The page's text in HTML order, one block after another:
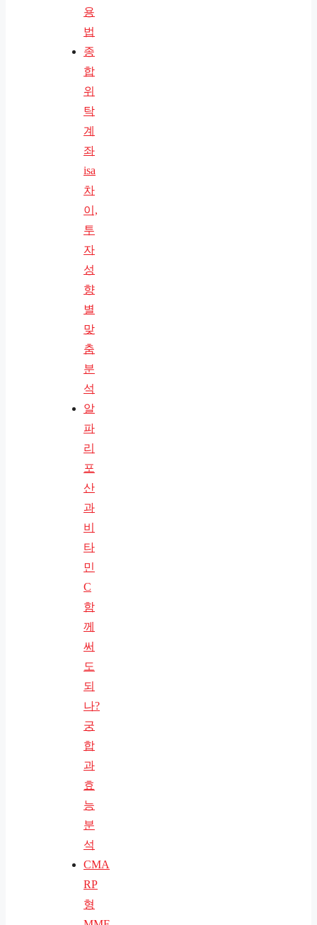
용
법
종
합
위
탁
계
좌
isa
차
이,
투
자
성
향
별
맞
춤
분
석
알
파
리
포
산
과
비
타
민
C
함
께
써
도
되
나?
궁
합
과
효
능
분
석
CMA
RP
형